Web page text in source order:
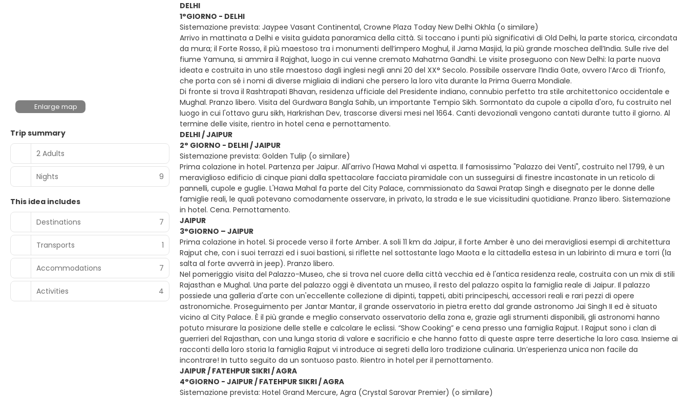
Enlarge map
Trip summary
2 Adults
Nights 9
This idea includes
Destinations
7
Transports 1
Accommodations 7
Activities 4
DELHI
1°GIORNO - DELHI
Sistemazione prevista: Jaypee Vasant Continental, Crowne Plaza Today New Delhi Okhla (o similare)
Arrivo in mattinata a Delhi e visita guidata panoramica della città. Si toccano i punti più significativi di Old Delhi, la parte storica, circondata
da mura; il Forte Rosso, il più maestoso tra i monumenti dell’impero Moghul, il Jama Masjid, la più grande moschea dell’India. Sulle rive del
fiume Yamuna, si ammira il Rajghat, luogo in cui venne cremato Mahatma Gandhi. Le visite proseguono con New Delhi: la parte nuova
ideata e costruita in uno stile maestoso dagli inglesi negli anni 20 del XX° Secolo. Possibile osservare l’India Gate, ovvero l’Arco di Trionfo,
che porta con sé i nomi di diverse migliaia di indiani che persero la loro vita durante la Prima Guerra Mondiale.
Di fronte si trova il Rashtrapati Bhavan, residenza ufficiale del Presidente indiano, connubio perfetto tra stile architettonico occidentale e
Mughal. Pranzo libero. Visita del Gurdwara Bangla Sahib, un importante Tempio Sikh. Sormontato da cupole a cipolla d'oro, fu costruito nel
luogo in cui l'ottavo guru sikh, Harkrishan Dev, trascorse diversi mesi nel 1664. Canti devozionali vengono cantati durante tutto il giorno. Al
termine delle visite, rientro in hotel cena e pernottamento.
DELHI / JAIPUR
2° GIORNO - DELHI / JAIPUR
Sistemazione prevista: Golden Tulip (o similare)
Prima colazione in hotel. Partenza per Jaipur. All'arrivo l'Hawa Mahal vi aspetta. Il famosissimo "Palazzo dei Venti", costruito nel 1799, è un
meraviglioso edificio di cinque piani dalla spettacolare facciata piramidale con un susseguirsi di finestre incastonate in un reticolo di
pannelli, cupole e guglie. L'Hawa Mahal fa parte del City Palace, commissionato da Sawai Pratap Singh e disegnato per le donne delle
famiglie reali, le quali potevano comodamente osservare, in privato, la strada e le sue vicissitudini quotidiane. Pranzo libero. Sistemazione
in hotel. Cena. Pernottamento.
JAIPUR
3°GIORNO – JAIPUR
Prima colazione in hotel. Si procede verso il forte Amber. A soli 11 km da Jaipur, il forte Amber è uno dei meravigliosi esempi di architettura
Rajput che, con i suoi terrazzi ed i suoi bastioni, si riflette nel sottostante lago Maota e la cittadella estesa in un labirinto di mura e torri (la
salta al forte avverrà in jeep). Pranzo libero.
Nel pomeriggio visita del Palazzo-Museo, che si trova nel cuore della città vecchia ed è l'antica residenza reale, costruita con un mix di stili
Rajasthan e Mughal. Una parte del palazzo oggi è diventata un museo, il resto del palazzo ospita la famiglia reale di Jaipur. Il palazzo
possiede una galleria d'arte con un'eccellente collezione di dipinti, tappeti, abiti principeschi, accessori reali e rari pezzi di opere
astronomiche. Proseguimento per Jantar Mantar, il grande osservatorio in pietra eretto dal grande astronomo Jai Singh II ed è situato
vicino al City Palace. È il più grande e meglio conservato osservatorio della zona e, grazie agli strumenti disponibili, gli astronomi hanno
potuto misurare la posizione delle stelle e calcolare le eclissi. “Show Cooking” e cena presso una famiglia Rajput. I Rajput sono i clan di
guerrieri del Rajasthan, con una lunga storia di valore e sacrificio e che hanno fatto di queste aspre terre desertiche la loro casa. Insieme ai
racconti della loro storia la famiglia Rajput vi introduce ai segreti della loro tradizione culinaria. Un’esperienza unica non facile da
incontrare! In tutto seguito da un sontuoso pasto. Rientro in hotel per il pernottamento.
JAIPUR / FATEHPUR SIKRI / AGRA
4°GIORNO - JAIPUR / FATEHPUR SIKRI / AGRA
Sistemazione prevista: Hotel Grand Mercure, Agra (Crystal Sarovar Premier) (o similare)